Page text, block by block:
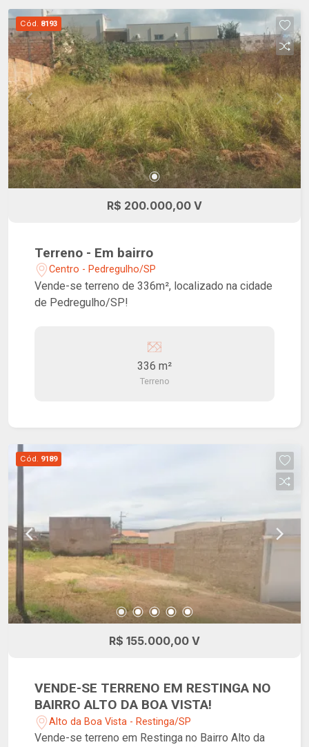
Cód. 8193
R$ 200.000,00 V
Terreno - Em bairro
Centro - Pedregulho/SP
Vende-se terreno de 336m², localizado na cidade
de Pedregulho/SP!
336 m²
Terreno
Cód. 9189
R$ 155.000,00 V
VENDE-SE TERRENO EM RESTINGA NO
BAIRRO ALTO DA BOA VISTA!
Alto da Boa Vista - Restinga/SP
Vende-se terreno em Restinga no Bairro Alto da